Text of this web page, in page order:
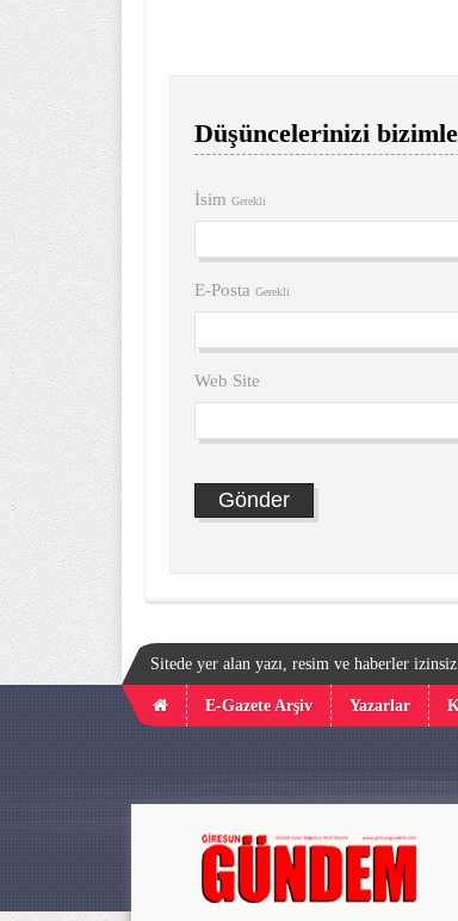
Düşüncelerinizi bizimle
İsim Gerekli
E-Posta Gerekli
Web Site
Sitede yer alan yazı, resim ve haberler
E-Gazete Arşiv Yazarlar